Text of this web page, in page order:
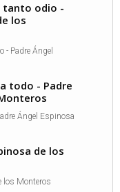
tanto odio -
los
- Padre Ángel
todo - Padre
Ángel Espinosa
de los
los Monteros